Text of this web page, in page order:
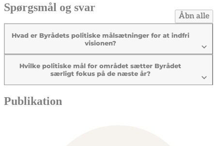
Spørgsmål og svar
Åbn alle
Hvad er Byrådets politiske målsætninger for at indfri
visionen?
Hvilke politiske mål for området sætter Byrådet
særligt fokus på de næste år?
Publikation